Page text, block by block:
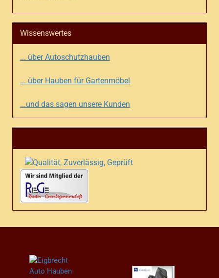
Wissenswertes
... über Autoschutzhauben
... über Hauben für Gartenmöbel
...und das sagen unsere Kunden